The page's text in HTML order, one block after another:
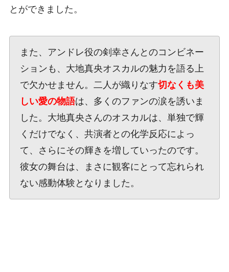
とができました。
また、アンドレ役の剣幸さんとのコンビネー
ションも、大地真央オスカルの魅力を語る上
で欠かせません。二人が織りなす切なくも美
しい愛の物語は、多くのファンの涙を誘いま
した。大地真央さんのオスカルは、単独で輝
くだけでなく、共演者との化学反応によっ
て、さらにその輝きを増していったのです。
彼女の舞台は、まさに観客にとって忘れられ
ない感動体験となりました。